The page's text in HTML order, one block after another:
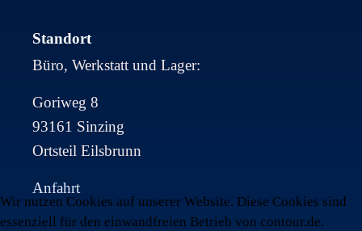
Standort
Büro, Werkstatt und Lager:
Goriweg 8
93161 Sinzing
Ortsteil Eilsbrunn
Anfahrt
Wir nutzen Cookies auf unserer Website. Diese Cookies sind
essenziell für den einwandfreien Betrieb von contour.de.